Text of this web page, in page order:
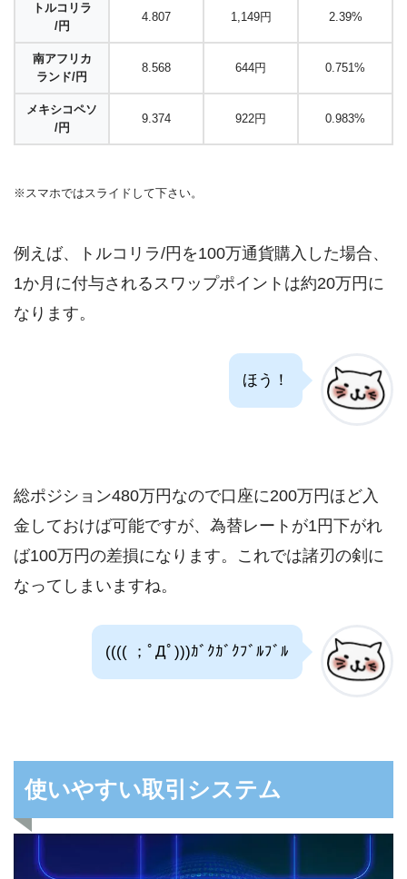
トルコリラ
/円
4.807 1,149円 2.39%
南アフリカ
ランド/円
8.568 644円 0.751%
メキシコペソ
/円
9.374 922円 0.983%
※スマホではスライドして下さい。
例えば、トルコリラ/円を100万通貨購入した場合、
1か月に付与されるスワップポイントは約20万円に
なります。
ほう！
総ポジション480万円なので口座に200万円ほど入
金しておけば可能ですが、為替レートが1円下がれ
ば100万円の差損になります。これでは諸刃の剣に
なってしまいますね。
(((( ；ﾟДﾟ)))ｶﾞｸｶﾞｸﾌﾞﾙﾌﾞﾙ
使いやすい取引システム